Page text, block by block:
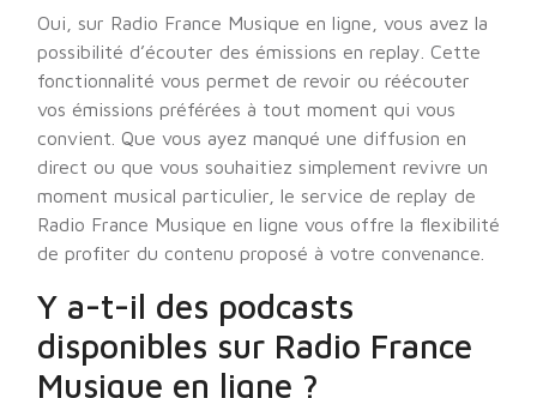
Oui, sur Radio France Musique en ligne, vous avez la
possibilité d’écouter des émissions en replay. Cette
fonctionnalité vous permet de revoir ou réécouter
vos émissions préférées à tout moment qui vous
convient. Que vous ayez manqué une diffusion en
direct ou que vous souhaitiez simplement revivre un
moment musical particulier, le service de replay de
Radio France Musique en ligne vous offre la flexibilité
de profiter du contenu proposé à votre convenance.
Y a-t-il des podcasts
disponibles sur Radio France
Musique en ligne ?